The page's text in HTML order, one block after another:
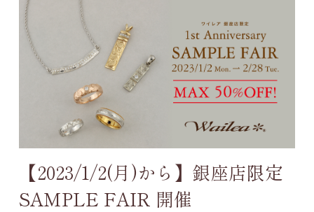
【2023/1/2(月)から】銀座店限定
SAMPLE FAIR 開催